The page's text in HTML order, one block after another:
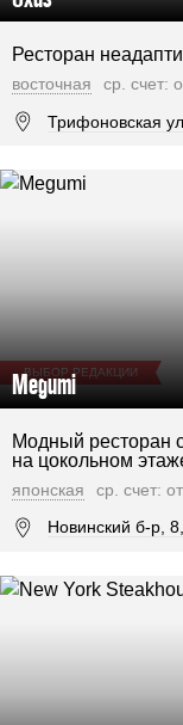
Ресторан
восточная
ср. счет:
Трифоновская
ВЫБОР РЕДАКЦИИ
Megumi
Модный ресторан
на цокольном
японская
ср. счет:
Новинский б-р,